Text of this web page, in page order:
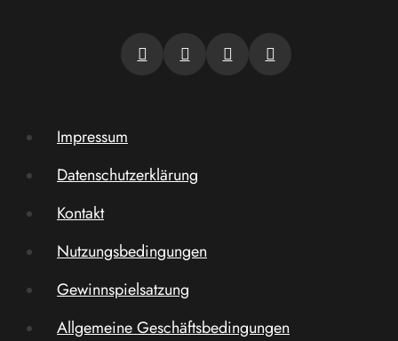
Impressum
Datenschutzerklärung
Kontakt
Nutzungsbedingungen
Gewinnspielsatzung
Allgemeine Geschäftsbedingungen